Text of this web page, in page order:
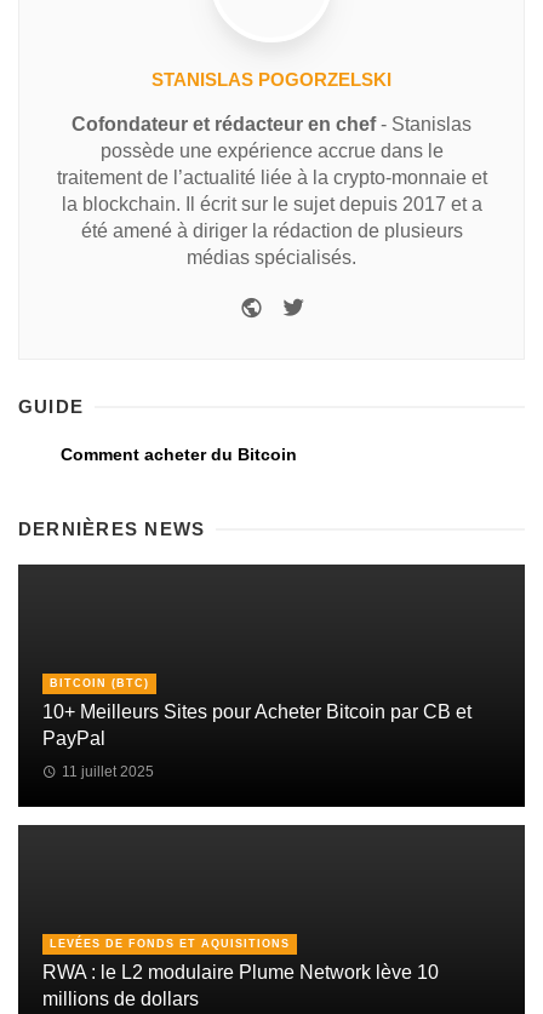
STANISLAS POGORZELSKI
Cofondateur et rédacteur en chef- Stanislas
possède une expérience accrue dans le
traitement de l’actualité liée à la crypto-monnaie et
la blockchain. Il écrit sur le sujet depuis 2017 et a
été amené à diriger la rédaction de plusieurs
médias spécialisés.
GUIDE
Comment acheter du Bitcoin
DERNIÈRES NEWS
BITCOIN (BTC)
10+ Meilleurs Sites pour Acheter Bitcoin par CB et
PayPal
11 juillet 2025
LEVÉES DE FONDS ET AQUISITIONS
RWA : le L2 modulaire Plume Network lève 10
millions de dollars